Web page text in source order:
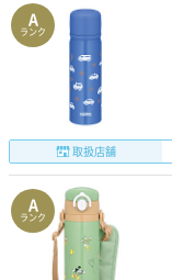
A
ランク
取扱店舗
A
ランク